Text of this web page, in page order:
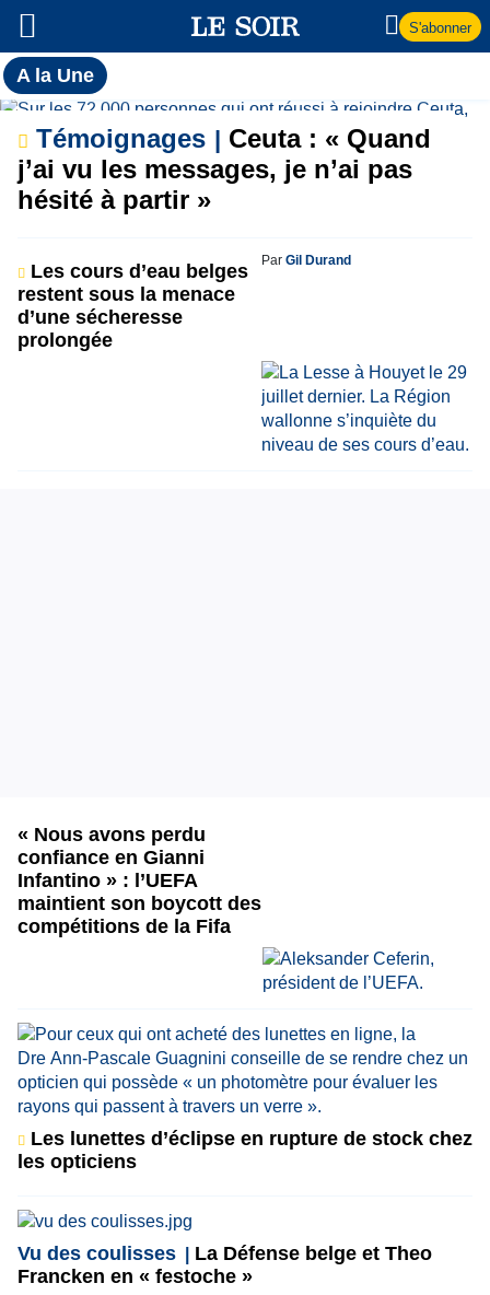
S'abonner
A la UneToutes
l'actualité
du Soir
A
la
Une
Témoignages
Ceuta : « Quand
j’ai vu les messages, je n’ai pas
hésité à partir »
Les cours d’eau belges
restent sous la menace
d’une sécheresse
prolongée
Par Gil Durand
« Nous avons perdu
confiance en Gianni
Infantino » : l’UEFA
maintient son boycott des
compétitions de la Fifa
Les lunettes d’éclipse en rupture de stock chez
les opticiens
Vu des coulisses
La Défense belge et Theo
Francken en « festoche »